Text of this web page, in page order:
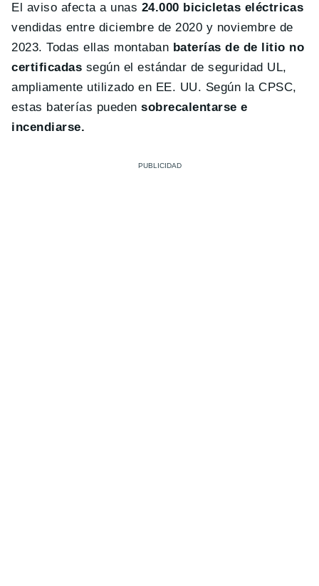
El aviso afecta a unas 24.000 bicicletas eléctricas
vendidas entre diciembre de 2020 y noviembre de
2023. Todas ellas montaban baterías de de litio no
certificadas según el estándar de seguridad UL,
ampliamente utilizado en EE. UU. Según la CPSC,
estas baterías puedensobrecalentarse e
incendiarse.